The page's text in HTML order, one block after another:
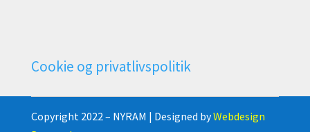
Cookie og privatlivspolitik
Copyright 2022 – NYRAM | Designed byWebdesign